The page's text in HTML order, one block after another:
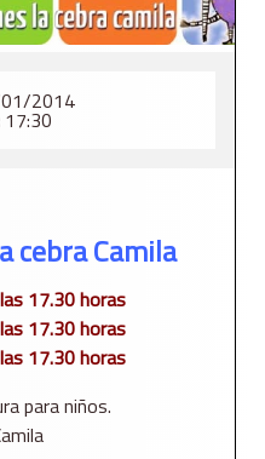
2014
17:30
cebra Camila
17.30 horas
17.30 horas
17.30 horas
para niños.